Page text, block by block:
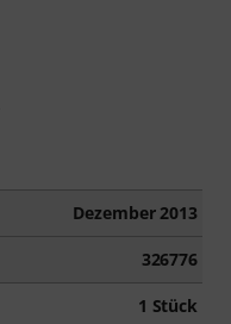
Dezember 2013
326776
1 Stück